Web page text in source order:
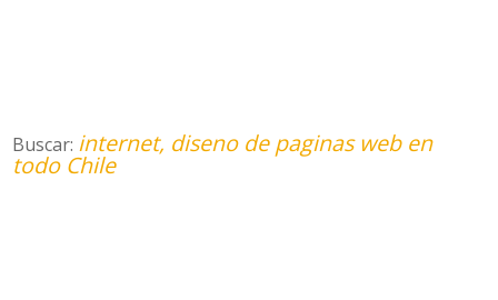
Buscar: internet, diseno de paginas web en
todo Chile